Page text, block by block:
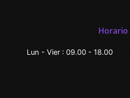
Horario
Lun - Vier : 09.00 - 18.00